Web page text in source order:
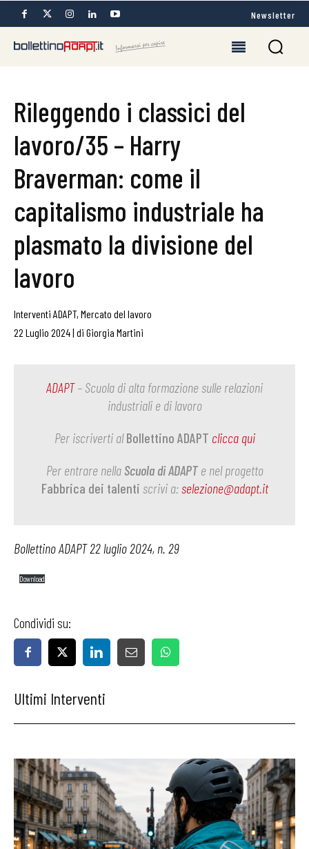
Newsletter
Rileggendo i classici del
lavoro/35 – Harry
Braverman: come il
capitalismo industriale ha
plasmato la divisione del
lavoro
Interventi ADAPT, Mercato del lavoro
22 Luglio 2024| di Giorgia Martini
ADAPT– Scuola di alta formazione sulle relazioni
industriali e di lavoro
Per iscriverti alBollettino ADAPT clicca qui
Per entrare nella Scuola di ADAPTe nel progetto
Fabbrica dei talenti scrivi a:selezione@adapt.it
Bollettino ADAPT 22 luglio 2024, n. 29
Download
Condividi su:
Ultimi Interventi